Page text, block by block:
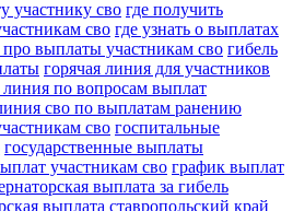
участнику сво где получить
сво где узнать о выплатах
про выплаты участникам сво гибель
горячая линия для участников
линия по вопросам выплат
сво по выплатам ранению
сво госпитальные
государственные выплаты
участникам сво график выплат
выплата за гибель
выплата ставропольский край